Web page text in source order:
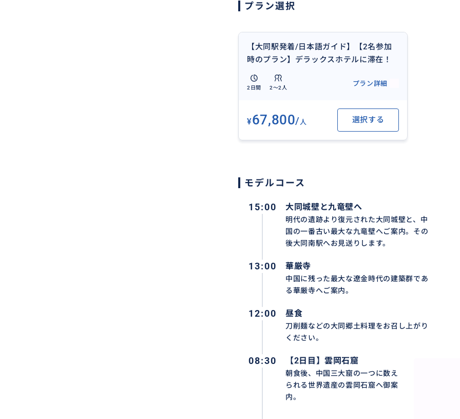
おすすめ
プラン選択
【大同駅発着/日本語ガイド】【2名参加
時のプラン】デラックスホテルに滞在！
大満喫！大同2日間の旅
2日間 2〜2人
プラン詳細
¥67,800/人 選択する
モデルコース
15:00 大同城壁と九竜壁へ
明代の遺跡より復元された大同城壁と、中
国の一番古い最大な九竜壁へご案内。その
後大同南駅へお見送りします。
13:00 華厳寺
中国に残った最大な遼金時代の建築群であ
る華厳寺へご案内。
12:00 昼食
刀削麺などの大同郷土料理をお召し上がり
ください。
08:30 【2日目】雲岡石窟
朝食後、中国三大窟の一つに数え
られる世界遺産の雲岡石窟へ御案
内。